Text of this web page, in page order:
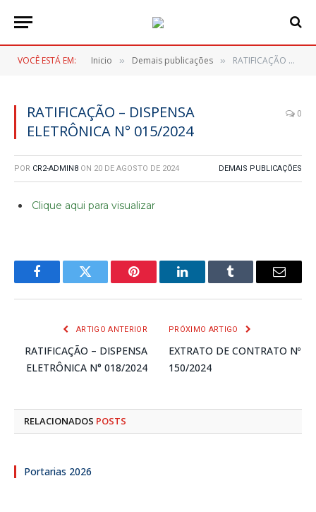
VOCÊ ESTÁ EM: Inicio » Demais publicações » RATIFICAÇÃO – DISPENSA ELETRÔNICA N° 015/2024
RATIFICAÇÃO – DISPENSA
ELETRÔNICA N° 015/2024
0
POR CR2-ADMIN8 ON 20 DE AGOSTO DE 2024 DEMAIS PUBLICAÇÕES
Clique aqui para visualizar
FacebookTwitter Pinterest LinkedInTumblr
E-
ARTIGO ANTERIOR
RATIFICAÇÃO – DISPENSA
ELETRÔNICA N° 018/2024
PRÓXIMO ARTIGO
EXTRATO DE CONTRATO Nº
150/2024
RELACIONADOS POSTS
Portarias 2026